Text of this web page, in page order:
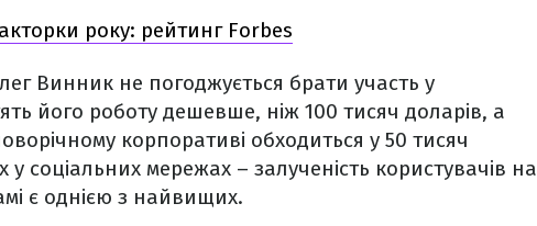
року: рейтинг Forbes
Винник не погоджується брати участь у
його роботу дешевше, ніж 100 тисяч доларів, а
корпоративі обходиться у 50 тисяч
у соціальних мережах – залученість користувачів на
є однією з найвищих.